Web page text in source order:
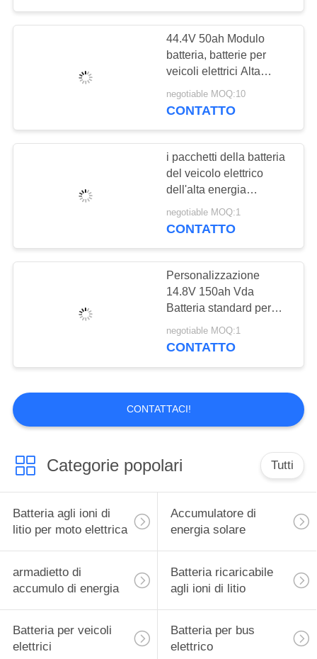
44.4V 50ah Modulo
batteria, batterie per
veicoli elettrici Alta
densità energetica
260wh/Kg
negotiable MOQ:10
CONTATTO
i pacchetti della batteria
del veicolo elettrico
dell'alta energia
14.5Kwh per prendono il
camion
negotiable MOQ:1
CONTATTO
Personalizzazione
14.8V 150ah Vda
Batteria standard per
veicoli elettrici per pick-
up elettrici
negotiable MOQ:1
CONTATTO
CONTATTACI!
Categorie popolari Tutti
Batteria agli ioni di
litio per moto elettrica
Accumulatore di
energia solare
armadietto di
accumulo di energia
Batteria ricaricabile
agli ioni di litio
Batteria per veicoli
elettrici
Batteria per bus
elettrico